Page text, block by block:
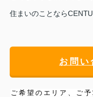
住まいのことなら
お問い
ご希望のエリア、ご